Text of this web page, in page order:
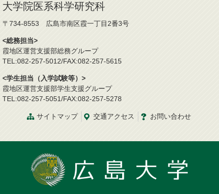
大学院医系科学研究科
〒734-8553 広島市南区霞一丁目2番3号
<総務担当>
霞地区運営支援部総務グループ
TEL:082-257-5012/FAX:082-257-5615
<学生担当（入学試験等）>
霞地区運営支援部学生支援グループ
TEL:082-257-5051/FAX:082-257-5278
サイトマップ 交通アクセス お問い合わせ